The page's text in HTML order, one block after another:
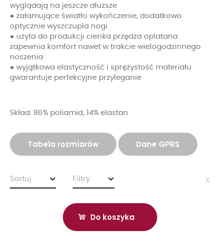
wyglądają na jeszcze dłuższe
● załamujące światło wykończenie, dodatkowo
optycznie wyszczupla nogi
● użyta do produkcji cienka przędza oplatana
zapewnia komfort nawet w trakcie wielogodzinnego
noszenia
● wyjątkowa elastyczność i sprężystość materiału
gwarantuje perfekcyjne przyleganie
Skład: 86% poliamid, 14% elastan
Tabela rozmiarów Dane GPRS
Sortuj Filtry x
Do koszyka